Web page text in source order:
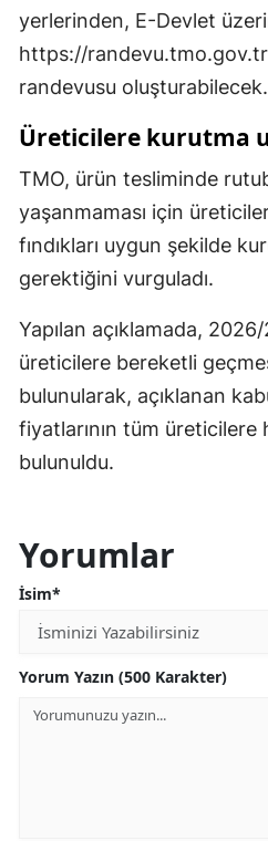
yerlerinden, E-Devlet
https://randevu.tmo.gov.tr
randevusu oluşturabilecek.
Üreticilere kurutma
TMO, ürün tesliminde
yaşanmaması için
fındıkları uygun şekilde
gerektiğini vurguladı.
Yapılan açıklamada,
üreticilere bereketli
bulunularak, açıklanan
fiyatlarının tüm üreticilere
bulunuldu.
Yorumlar
İsim*
Yorum Yazın (500 Karakter)